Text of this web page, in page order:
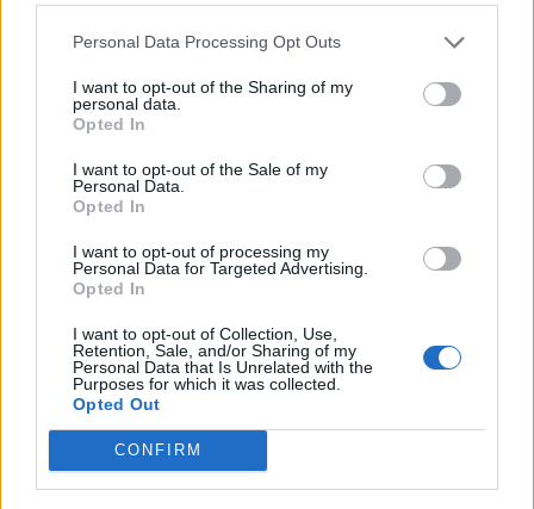
Personal Data Processing Opt Outs
I want to opt-out of the Sharing of my
personal data.
Opted In
I want to opt-out of the Sale of my
Personal Data.
Opted In
I want to opt-out of processing my
Personal Data for Targeted Advertising.
Opted In
I want to opt-out of Collection, Use,
Retention, Sale, and/or Sharing of my
Personal Data that Is Unrelated with the
Purposes for which it was collected.
Opted Out
CONFIRM
καταναλωτών να στρέφονται σε μικρές και σχετικά προσιτές
αγορές, όπως τα καλλυντικά, σε περιόδους έντονης οικονομικής ή
NEWSROOM/05 Αυγ 2026
ΕΠΙΧΕΙΡΗΣΕΙΣ
Λάρισα Θερμοηλεκτρική: Στην ΑΒΑΞ η
κατασκευή του σταθμού ηλεκτροπαραγωγής